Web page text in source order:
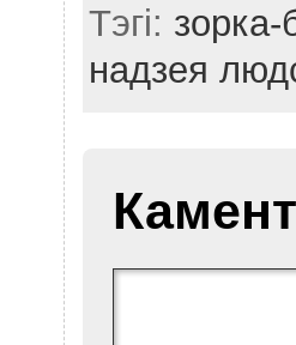
Тэгі:
надзея